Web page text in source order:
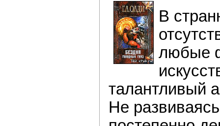
В
любые
талантливый
Не